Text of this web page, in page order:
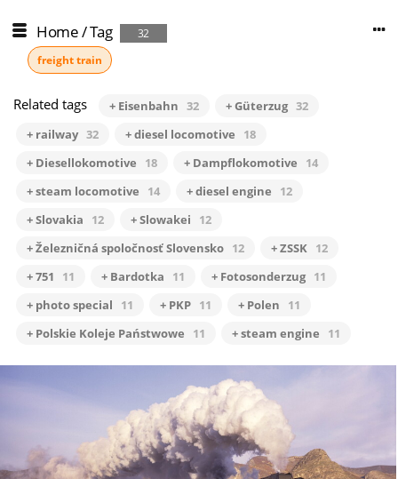
Home/Tag
32
freight train
Related tags + Eisenbahn 32 + Güterzug 32
+ railway 32 + diesel locomotive
18
+ Diesellokomotive
18 + Dampflokomotive
14
+ steam locomotive
14 + diesel engine
12
+ Slovakia
12 + Slowakei
12
+ Železničná spoločnosť Slovensko 12 + ZSSK 12
+ 751
11 + Bardotka 11 + Fotosonderzug 11
+ photo special
11 + PKP 11 + Polen
11
+ Polskie Koleje Państwowe
11 + steam engine 11